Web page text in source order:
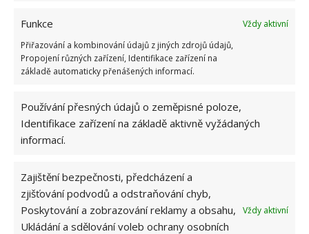
Funkce
Vždy aktivní
Přiřazování a kombinování údajů z jiných zdrojů údajů,
Propojení různých zařízení, Identifikace zařízení na
základě automaticky přenášených informací.
Používání přesných údajů o zeměpisné poloze,
Identifikace zařízení na základě aktivně vyžádaných
informací.
Zajištění bezpečnosti, předcházení a
zjišťování podvodů a odstraňování chyb,
Poskytování a zobrazování reklamy a obsahu,
Ukládání a sdělování voleb ochrany osobních
Vždy aktivní
DOMÁCNOST INTERIÉR OBÝVACÍ POKOJ